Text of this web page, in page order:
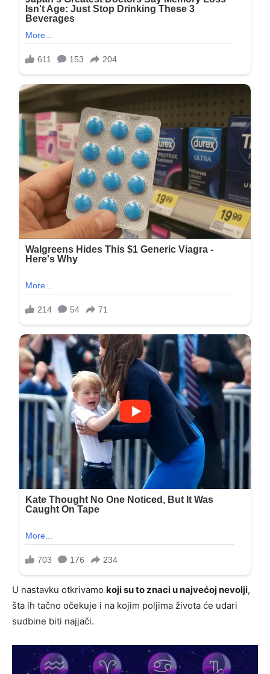
U nastavku otkrivamo koji su to znaci u najvećoj nevolji,
šta ih tačno očekuje i na kojim poljima života će udari
sudbine biti najjači.